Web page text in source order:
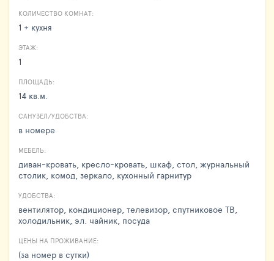
КОЛИЧЕСТВО КОМНАТ:
1 + кухня
ЭТАЖ:
1
ПЛОЩАДЬ:
14 кв.м.
САНУЗЕЛ/УДОБСТВА:
в номере
МЕБЕЛЬ:
диван-кровать, кресло-кровать, шкаф, стол, журнальный
столик, комод, зеркало, кухонный гарнитур
УДОБСТВА:
вентилятор, кондиционер, телевизор, спутниковое ТВ,
холодильник, эл. чайник, посуда
ЦЕНЫ НА ПРОЖИВАНИЕ:
(за номер в сутки)